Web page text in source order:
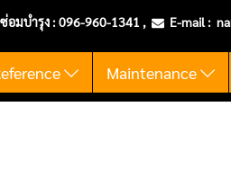
อมบำรุง :096-960-1341 , E-mail :
Maintenance